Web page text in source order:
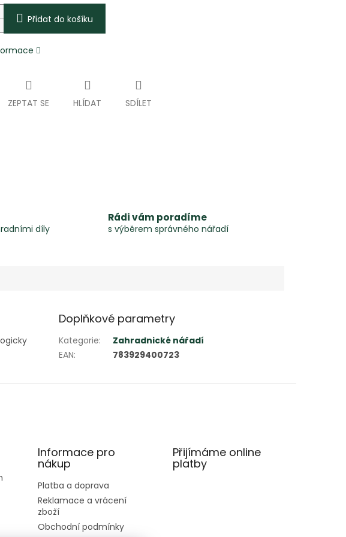
Přidat do košíku
ZEPTAT SE HLÍDAT SDÍLET
díly
Rádi vám poradíme
s výběrem správného nářadí
Doplňkové parametry
Kategorie:
Zahradnické nářadí
EAN: 783929400723
Informace pro
nákup
Platba a doprava
Reklamace a vrácení
zboží
Obchodní podmínky
Přijímáme online
platby